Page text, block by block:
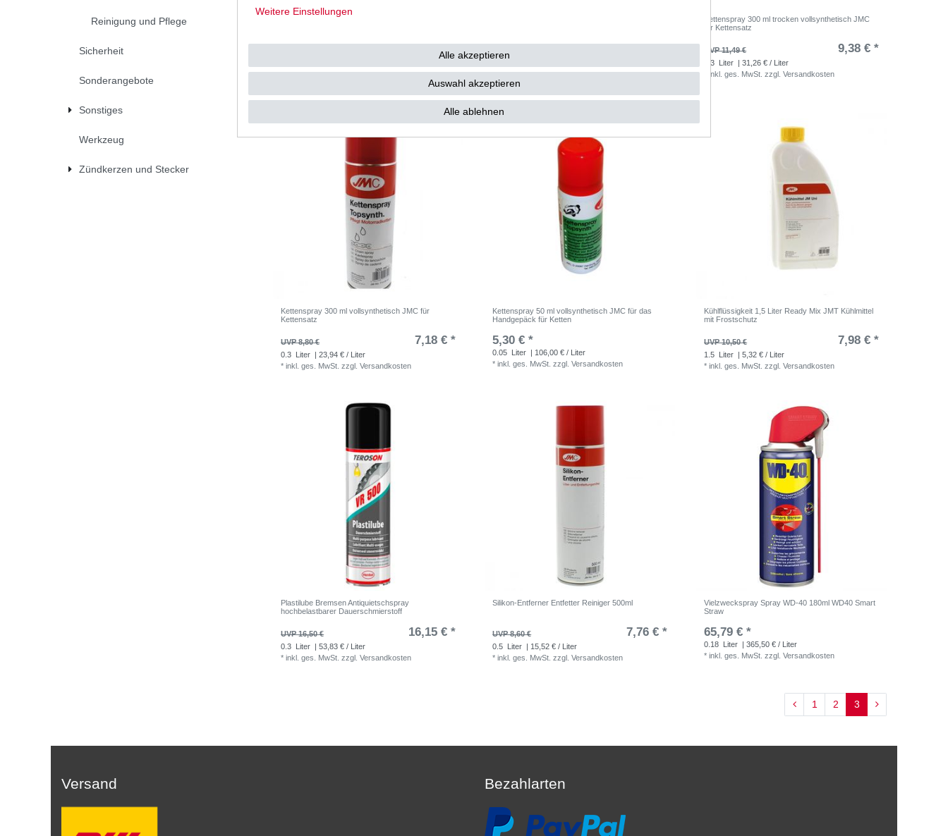
Reinigung und Pflege
Sicherheit
Sonderangebote
Sonstiges
Werkzeug
Zündkerzen und Stecker
Kettenreinigerspray 300 ml JMC Kettenspray
7,88 € *
*inkl. ges. MwSt.zzgl.Versandkosten
24,98 € *
*inkl. ges. MwSt.zzgl.Versandkosten
Kettenspray 300 ml trocken vollsynthetisch JMC
für Kettensatz
UVP 11,49 € 9,38 € *
0.3 Liter | 31,26 € / Liter
inkl. ges. MwSt. zzgl.Versandkosten
Kettenspray 300 ml vollsynthetisch JMC für
Kettensatz
UVP 8,80 € 7,18 € *
0.3 Liter | 23,94 € / Liter
*inkl. ges. MwSt. zzgl.Versandkosten
Kettenspray 50 ml vollsynthetisch JMC für das
Handgepäck für Ketten
5,30 € *
0.05 Liter | 106,00 € / Liter
*inkl. ges. MwSt. zzgl.Versandkosten
Kühlflüssigkeit 1,5 Liter Ready Mix JMT Kühlmittel
mit Frostschutz
UVP 10,50 € 7,98 € *
1.5 Liter | 5,32 € / Liter
*inkl. ges. MwSt. zzgl.Versandkosten
Plastilube Bremsen Antiquietschspray
hochbelastbarer Dauerschmierstoff
UVP 16,50 € 16,15 € *
0.3 Liter
| 53,83 € / Liter
*inkl. ges. MwSt. zzgl.Versandkosten
Silikon-Entferner Entfetter Reiniger 500ml
UVP 8,60 € 7,76 € *
0.5 Liter
| 15,52 € / Liter
*inkl. ges. MwSt. zzgl.Versandkosten
Vielzweckspray Spray WD-40 180ml WD40 Smart
Straw
65,79 € *
0.18 Liter
| 365,50 € / Liter
*inkl. ges. MwSt. zzgl.Versandkosten
1 2 3
Versand Bezahlarten
Weitere Einstellungen
Alle akzeptieren
Auswahl akzeptieren
Alle ablehnen